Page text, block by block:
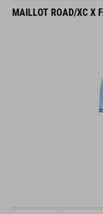
MAILLOT ROAD/XC X